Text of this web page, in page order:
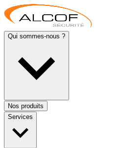
Qui sommes-nous ?
Nos produits
Services